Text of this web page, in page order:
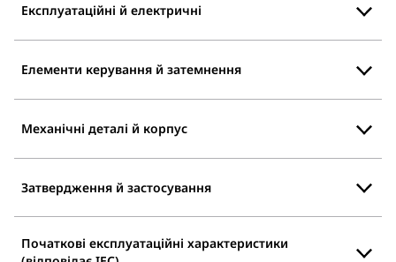
Експлуатаційні й електричні
Елементи керування й затемнення
Механічні деталі й корпус
Затвердження й застосування
Початкові експлуатаційні характеристики